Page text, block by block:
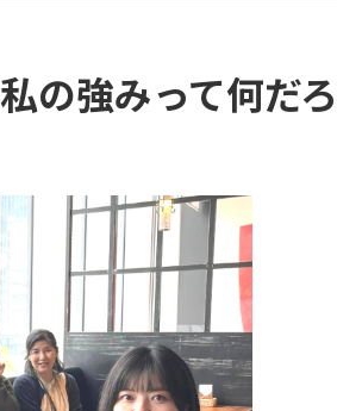
の強みって何だ